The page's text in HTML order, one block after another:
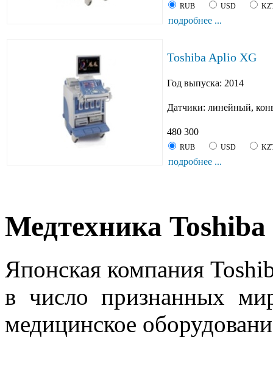
RUB USD
подробнее ...
Toshiba Aplio XG
Год выпуска: 2014
Датчики: линейный,
480 300
RUB USD
подробнее ...
Медтехника Toshiba
Японская компания
в число признанных
медицинское